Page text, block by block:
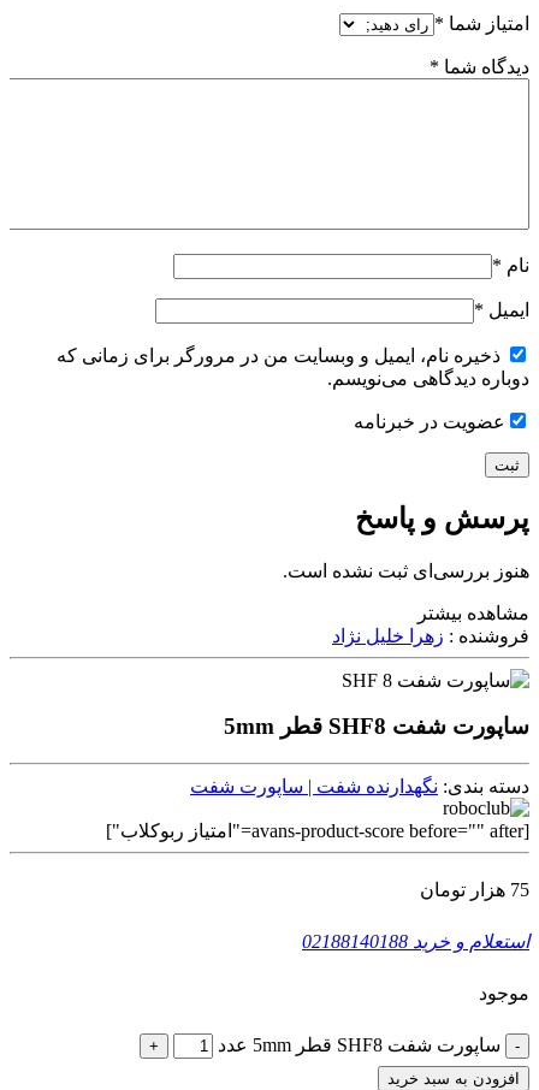
امتیاز شما *
دیدگاه شما *
نام *
ایمیل *
ذخیره نام، ایمیل و وبسایت من در مرورگر برای زمانی که
دوباره دیدگاهی می‌نویسم.
عضویت در خبرنامه
پرسش و پاسخ
هنوز بررسی‌ای ثبت نشده است.
مشاهده بیشتر
فروشنده : زهرا خلیل نژاد
ساپورت شفت SHF8 قطر 5mm
دسته بندی: نگهدارنده شفت | ساپورت شفت
[avans-product-score before="" after="امتیاز ربوکلاب"]
75 هزار تومان
استعلام و خرید 02188140188
موجود
- ساپورت شفت SHF8 قطر 5mm عدد
+
افزودن به سبد خرید